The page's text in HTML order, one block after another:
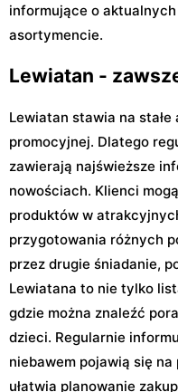
informujące o
asortymencie.
Lewiatan -
Lewiatan stawia na
promocyjnej. Dlatego
zawierają najświeższe
nowościach. Klienci
produktów w
przygotowania różnych
przez drugie śniadanie,
Lewiatana to nie tylko
gdzie można znaleźć
dzieci. Regularnie
niebawem pojawią się na
ułatwia planowanie